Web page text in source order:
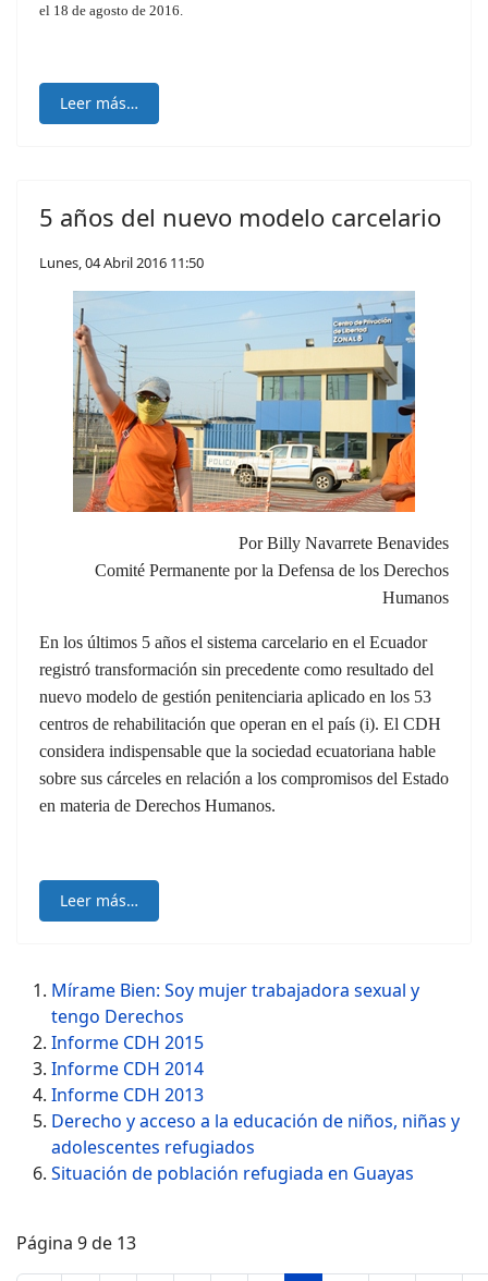
el 18 de agosto de 2016.
Leer más…
5 años del nuevo modelo carcelario
Lunes, 04 Abril 2016 11:50
Por Billy Navarrete Benavides
Comité Permanente por la Defensa de los Derechos
Humanos
En los últimos 5 años el sistema carcelario en el Ecuador
registró transformación sin precedente como resultado del
nuevo modelo de gestión penitenciaria aplicado en los 53
centros de rehabilitación que operan en el país (i). El CDH
considera indispensable que la sociedad ecuatoriana hable
sobre sus cárceles en relación a los compromisos del Estado
en materia de Derechos Humanos.
Leer más…
Mírame Bien: Soy mujer trabajadora sexual y
tengo Derechos
Informe CDH 2015
Informe CDH 2014
Informe CDH 2013
Derecho y acceso a la educación de niños, niñas y
adolescentes refugiados
Situación de población refugiada en Guayas
Página 9 de 13